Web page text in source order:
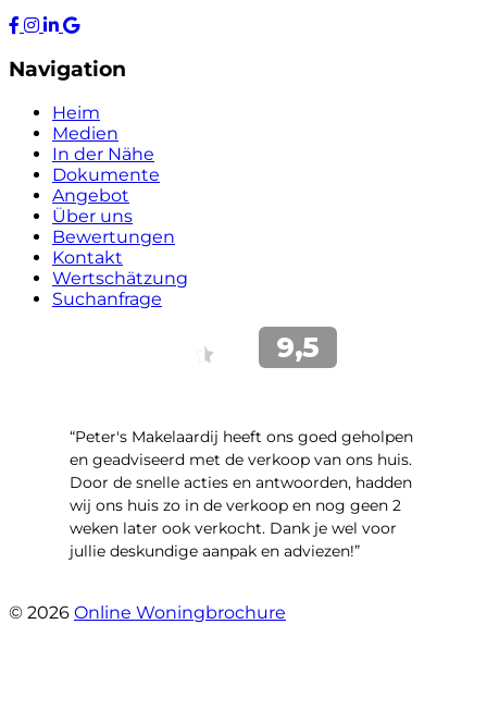
Navigation
Heim
Medien
In der Nähe
Dokumente
Angebot
Über uns
Bewertungen
Kontakt
Wertschätzung
Suchanfrage
“Peter's Makelaardij heeft ons goed geholpen
en geadviseerd met de verkoop van ons huis.
Door de snelle acties en antwoorden, hadden
wij ons huis zo in de verkoop en nog geen 2
weken later ook verkocht. Dank je wel voor
jullie deskundige aanpak en adviezen!”
© 2026 Online Woningbrochure